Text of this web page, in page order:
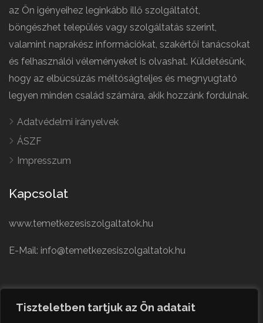
Tiszteletben tartjuk az Ön adatait
az Ön igényeihez leginkább illő szolgáltatót,
böngészhet település vagy szolgáltatás szerint,
valamint naprakész információkat, szakértői tanácsokat
és felhasználói véleményeket is olvashat. Küldetésünk,
hogy az elbúcsúzás méltóságteljes és megnyugtató
legyen minden család számára, akik hozzánk fordulnak.
Adatvédelmi irányelvek
ÁSZF
Impresszum
Kapcsolat
www.temetkezesiszolgaltatok.hu
E-Mail: info@temetkezesiszolgaltatok.hu
German